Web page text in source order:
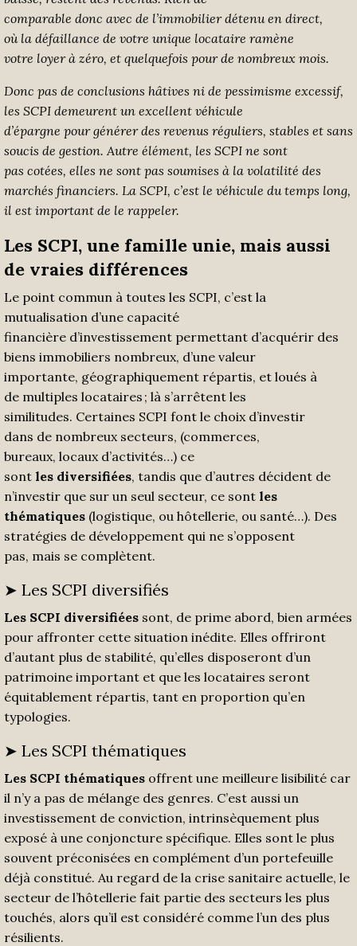
comparable donc avec de l’immobilier détenu en direct,
oùla défaillance de votre unique locataire ramène
votre loyerà zéro, et quelquefois pour de nombreux mois.
Donc pas de conclusions hâtives ni de pessimisme excessif,
les SCPI demeurent un excellent véhicule
d’épargne pourgénérerdes revenus réguliers, stables et sans
soucis de gestion. Autre élément, les SCPI ne sont
pas cotées, elles ne sont pas soumises à la volatilité des
marchés financiers. La SCPI, c’est le véhicule du temps long,
il est important de le rappeler.
Les SCPI, une famille unie, mais aussi
de vraies différences
Le point commun à toutes les SCPI, c’est la
mutualisation d’une capacité
financière d’investissement permettant d’acquérir des
biens immobiliers nombreux, d’une valeur
importante, géographiquement répartis, et loués à
de multiples locataires ; là s’arrêtent les
similitudes. Certaines SCPI font le choix d’investir
dans de nombreux secteurs, (commerces,
bureaux, locaux d’activités…) ce
sont les diversifiées, tandis que d’autres décident de
n’investir que sur un seul secteur, ce sont les
thématiques (logistique, ou hôtellerie, ou santé…). Des
stratégies de développement qui ne s’opposent
pas, mais se complètent.
➤ Les SCPI diversifiés
Les SCPI diversifiées sont, de prime abord, bien armées
pour affronter cette situation inédite. Elles offriront
d’autant plus de stabilité, qu’elles disposeront d’un
patrimoine important et que les locataires seront
équitablement répartis, tant en proportion qu’en
typologies.
➤ Les SCPI thématiques
Les SCPI thématiques offrent une meilleure lisibilité car
il n’y a pas de mélange des genres. C’est aussi un
investissement de conviction, intrinsèquement plus
exposé à une conjoncture spécifique. Elles sont le plus
souvent préconisées en complément d’un portefeuille
déjà constitué. Au regard de la crise sanitaire actuelle, le
secteur de l’hôtellerie fait partie des secteurs les plus
touchés, alors qu’il est considéré comme l’un des plus
résilients.